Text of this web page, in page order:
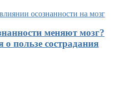
меняют мозг?
пользе сострадания